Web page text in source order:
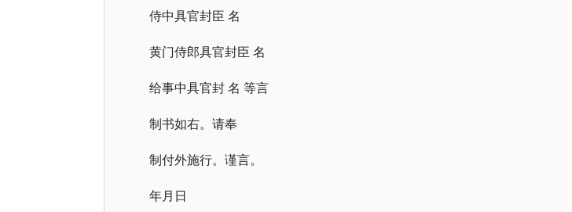
侍中具官封臣 名
黄门侍郎具官封臣 名
给事中具官封 名 等言
制书如右。请奉
制付外施行。谨言。
年月日